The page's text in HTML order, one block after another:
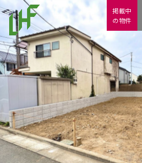
掲載中
の物件